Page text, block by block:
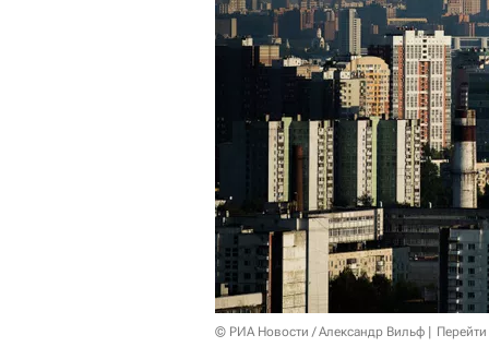
© РИА Новости / Александр Вильф